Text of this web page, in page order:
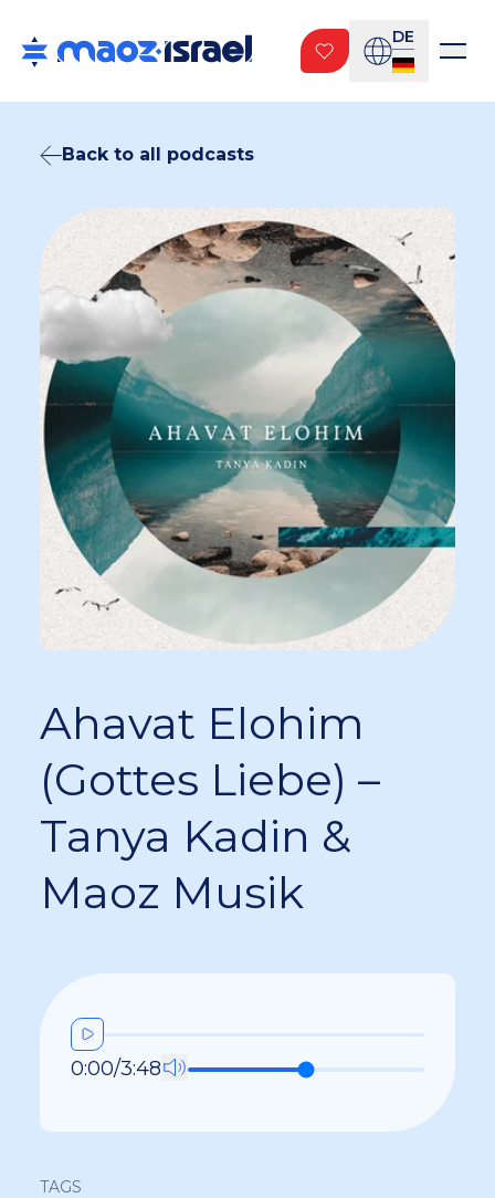
DE
Back to all podcasts
Ahavat Elohim
(Gottes Liebe) –
Tanya Kadin &
Maoz Musik
0:00/3:48
TAGS